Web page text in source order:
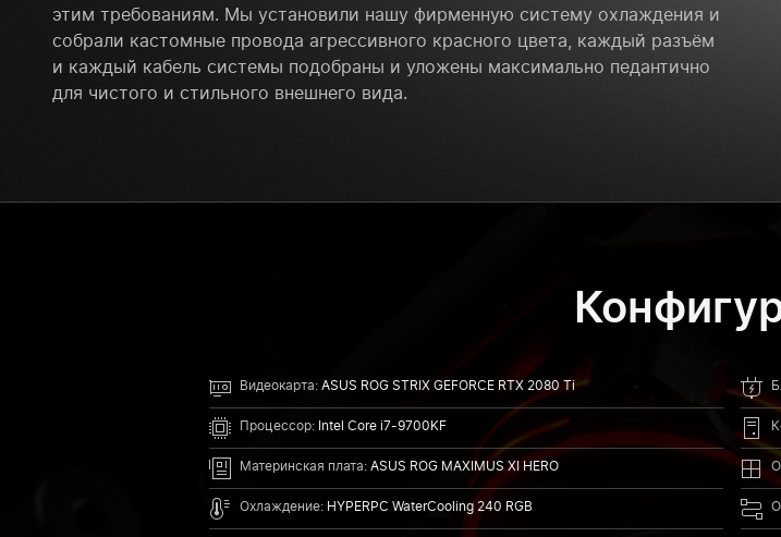
этим требованиям. Мы установили нашу фирменную систему охлаждения и
собрали кастомные провода агрессивного красного цвета, каждый разъём
и каждый кабель системы подобраны и уложены максимально педантично
для чистого и стильного внешнего вида.
Видеокарта: ASUS ROG STRIX GEFORCE RTX 2080 Ti
Процессор: Intel Core i7-9700KF
Материнская плата: ASUS ROG MAXIMUS XI HERO
Охлаждение: HYPERPC WaterCooling 240 RGB